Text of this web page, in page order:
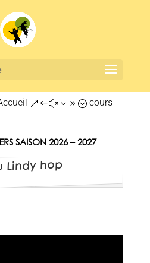
&#x39; cours
SAISON 2026 – 2027
Lindy hop